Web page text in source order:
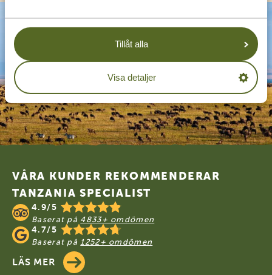
Tillåt alla
Visa detaljer
Footer
VÅRA KUNDER REKOMMENDERAR
TANZANIA SPECIALIST
4.9/5
Baserat på 4833+ omdömen
4.7/5
Baserat på 1252+ omdömen
LÄS MER